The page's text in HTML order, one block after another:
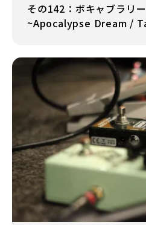
その142：ボキャブラリ
~Apocalypse Dream /